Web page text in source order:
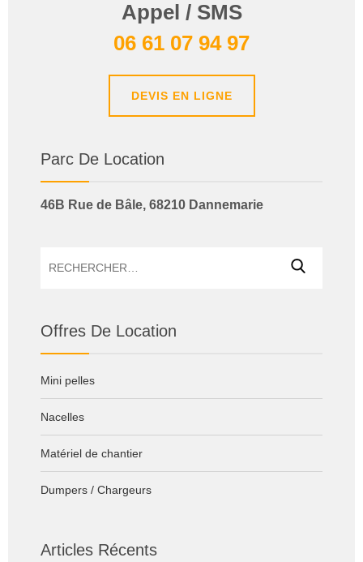
Appel / SMS
06 61 07 94 97
DEVIS EN LIGNE
Parc De Location
46B Rue de Bâle, 68210 Dannemarie
Offres De Location
Mini pelles
Nacelles
Matériel de chantier
Dumpers / Chargeurs
Articles Récents